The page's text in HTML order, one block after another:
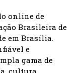
online de
Brasileira de
em Brasília.
e
gama de
cultura,